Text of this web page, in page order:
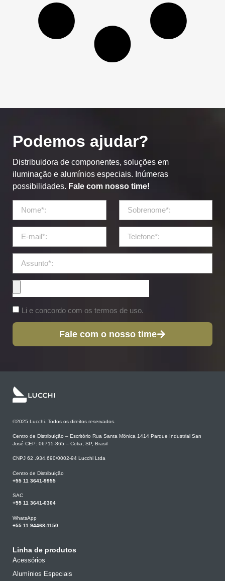
Podemos ajudar?
Distribuidora de componentes, soluções em
iluminação e alumínios especiais. Inúmeras
possibilidades. Fale com nosso time!
Li e concordo com os termos de uso.
Fale com o nosso time
©2025 Lucchi. Todos os direitos reservados.
Centro de Distribuição – Escritório Rua Santa Mônica 1414 Parque Industrial San
José CEP: 06715-865 – Cotia, SP, Brasil
CNPJ 62 .934.690/0002-94 Lucchi Ltda
Centro de Distribuição
+55 11 3641-9955
SAC
+55 11 3641-0304
WhatsApp
+55 11 94468-1150
Linha de produtos
Acessórios
Alumínios Especiais